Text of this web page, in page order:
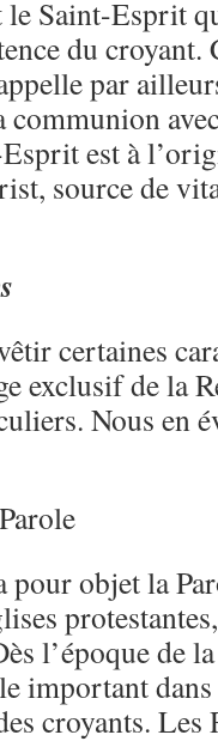
le Saint-Esprit
du croyant.
par
est à
source de
certaines
exclusif de la
Nous en
pour objet la
l’époque de
important
croyants. Les